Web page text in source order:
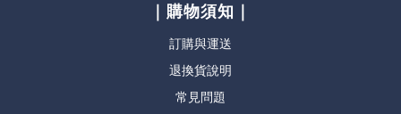
｜購物須知｜
訂購與運送
退換貨說明
常見問題